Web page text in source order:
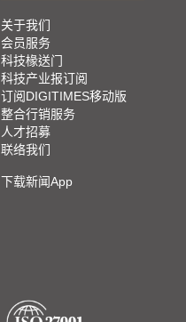
关于我们
会员服务
科技椽送门
科技产业报订阅
订阅DIGITIMES移动版
整合行销服务
人才招募
联络我们
下载新闻App